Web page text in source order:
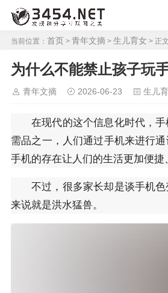
当前位置： 首页 > 青年文摘 > 生儿育女 > 正
为什么不能禁止孩子玩
青年文摘 2026-06-23 生儿
在现代的这个信息化时代，
需品之一，人们通过手机来进行通
手机的存在让人们的生活更加便捷
不过，很多家长却是谈手机
来说就是洪水猛兽。